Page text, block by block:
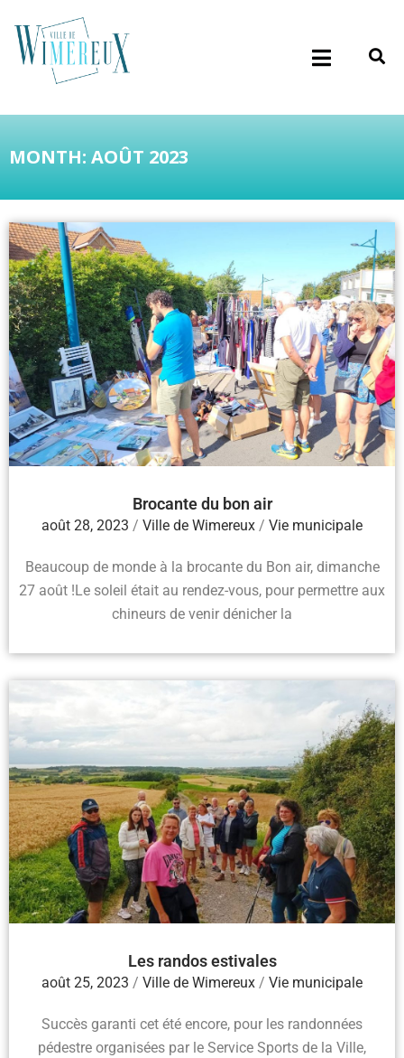
MONTH: AOÛT 2023
Brocante du bon air
août 28, 2023 / Ville de Wimereux / Vie municipale
Beaucoup de monde à la brocante du Bon air, dimanche
27 août !Le soleil était au rendez-vous, pour permettre aux
chineurs de venir dénicher la
Les randos estivales
août 25, 2023 / Ville de Wimereux / Vie municipale
Succès garanti cet été encore, pour les randonnées
pédestre organisées par le Service Sports de la Ville,